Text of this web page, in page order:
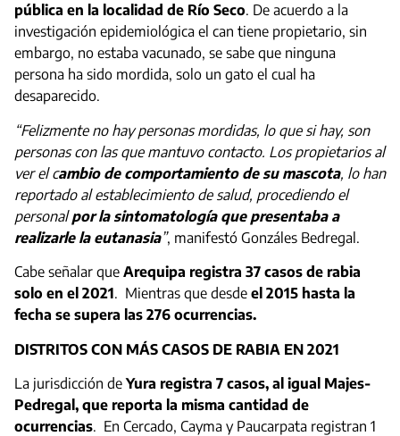
pública en la localidad de Río Seco. De acuerdo a la
investigación epidemiológica el can tiene propietario, sin
embargo, no estaba vacunado, se sabe que ninguna
persona ha sido mordida, solo un gato el cual ha
desaparecido.
“Felizmente no hay personas mordidas, lo que si hay, son
personas con las que mantuvo contacto. Los propietarios al
ver el cambio de comportamiento de su mascota, lo han
reportado al establecimiento de salud, procediendo el
personalpor la sintomatología que presentaba a
realizarle la eutanasia”, manifestó Gonzáles Bedregal.
Cabe señalar que Arequipa registra 37 casos de rabia
solo en el 2021. Mientras que desde el 2015 hasta la
fecha se supera las 276 ocurrencias.
DISTRITOS CON MÁS CASOS DE RABIA EN 2021
La jurisdicción deYura registra 7 casos, al igual Majes-
Pedregal, que reporta la misma cantidad de
ocurrencias. En Cercado, Cayma y Paucarpata registran 1